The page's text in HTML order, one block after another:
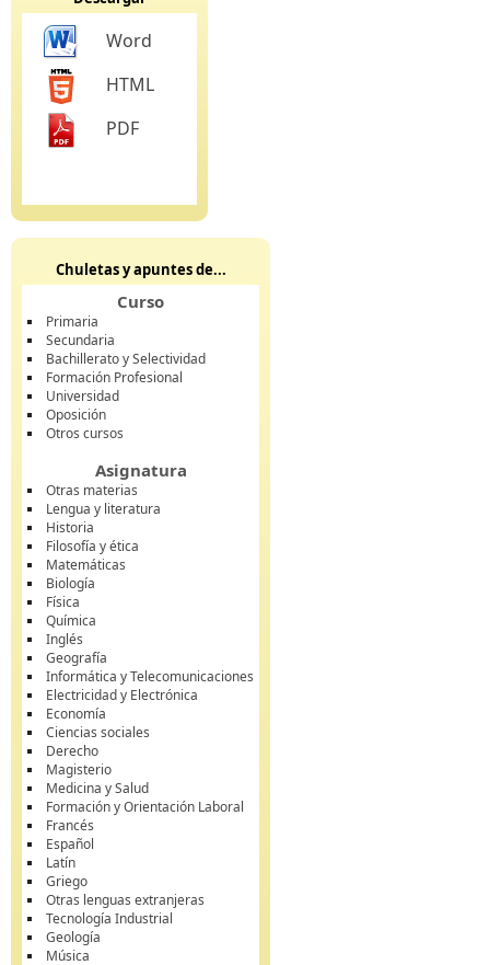
Word
HTML
PDF
Chuletas y apuntes de...
Curso
Primaria
Secundaria
Bachillerato y Selectividad
Formación Profesional
Universidad
Oposición
Otros cursos
Asignatura
Otras materias
Lengua y literatura
Historia
Filosofía y ética
Matemáticas
Biología
Física
Química
Inglés
Geografía
Informática y Telecomunicaciones
Electricidad y Electrónica
Economía
Ciencias sociales
Derecho
Magisterio
Medicina y Salud
Formación y Orientación Laboral
Francés
Español
Latín
Griego
Otras lenguas extranjeras
Tecnología Industrial
Geología
Música